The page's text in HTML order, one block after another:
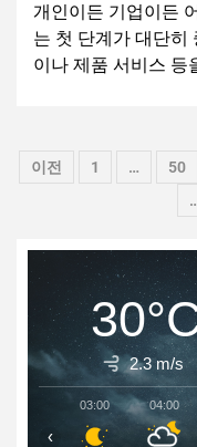
개인이든 기업이든
는 첫 단계가 대단히
이나 제품 서비스 등
이전 1 … 50
2.3 m/s
03:00 04:00
‹